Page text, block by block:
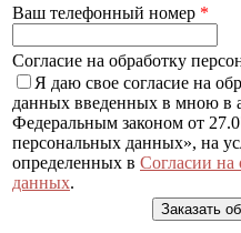
Ваш телефонный номер *
Согласие на обработку
Я даю свое согласие на
данных введенных в мною в
Федеральным законом от
персональных данных», на
определенных в Согласии на
данных.